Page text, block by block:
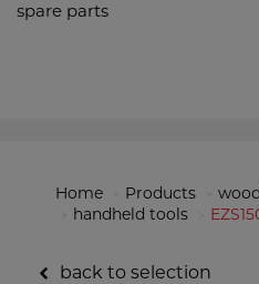
spare parts
Home Products
handheld tools
back to selection